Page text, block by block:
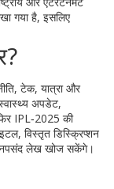
गया है, इसलिए
टेक, यात्रा और
अपडेट,
IPL‑2025 की
विस्तृत डिस्क्रिप्शन
लेख खोज सकेंगे।